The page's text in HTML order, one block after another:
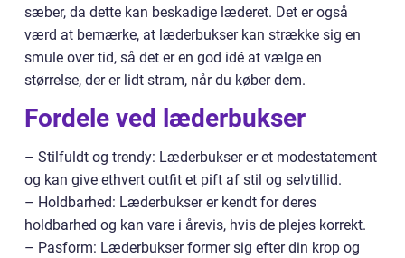
sæber, da dette kan beskadige læderet. Det er også
værd at bemærke, at læderbukser kan strække sig en
smule over tid, så det er en god idé at vælge en
størrelse, der er lidt stram, når du køber dem.
Fordele ved læderbukser
– Stilfuldt og trendy: Læderbukser er et modestatement
og kan give ethvert outfit et pift af stil og selvtillid.
– Holdbarhed: Læderbukser er kendt for deres
holdbarhed og kan vare i årevis, hvis de plejes korrekt.
– Pasform: Læderbukser former sig efter din krop og